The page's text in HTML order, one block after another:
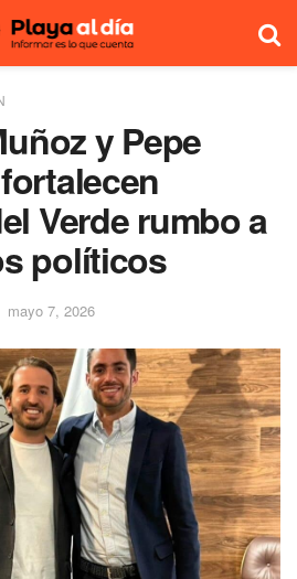
y Pepe
Verde rumbo a
políticos
mayo 7, 2026